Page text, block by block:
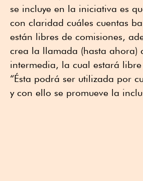
se incluye en la iniciativa es
con claridad cuáles cuentas
están libres de comisiones,
crea la llamada (hasta ahora)
intermedia, la cual estará
“Ésta podrá ser utilizada por
y con ello se promueve la